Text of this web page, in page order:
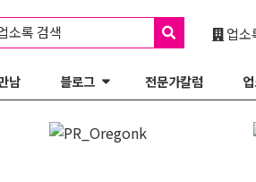
업소
소록 검색
남 블로그 전문가칼럼